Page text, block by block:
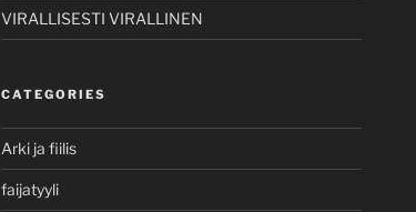
VIRALLISESTI VIRALLINEN
CATEGORIES
Arki ja fiilis
faijatyyli